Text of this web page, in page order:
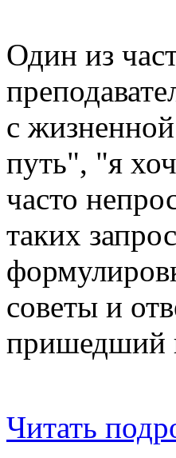
Один из
с
путь", "я
часто
таких
советы и
пришедший
Читать